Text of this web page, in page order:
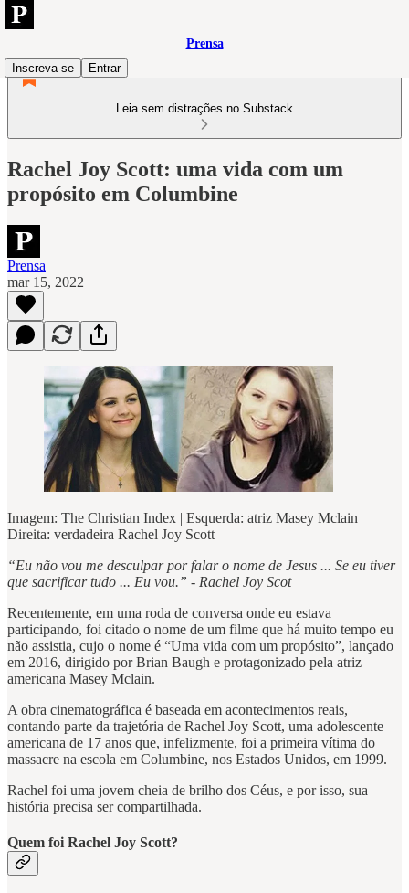
Prensa
Inscreva-se
Entrar
Leia sem distrações no Substack
Rachel Joy Scott: uma vida com um
propósito em Columbine
Prensa
mar 15, 2022
Imagem: The Christian Index | Esquerda: atriz Masey Mclain
Direita: verdadeira Rachel Joy Scott
“Eu não vou me desculpar por falar o nome de Jesus ... Se eu tiver
que sacrificar tudo ... Eu vou.” - Rachel Joy Scot
Recentemente, em uma roda de conversa onde eu estava
participando, foi citado o nome de um filme que há muito tempo eu
não assistia, cujo o nome é “Uma vida com um propósito”, lançado
em 2016, dirigido por Brian Baugh e protagonizado pela atriz
americana Masey Mclain.
A obra cinematográfica é baseada em acontecimentos reais,
contando parte da trajetória de Rachel Joy Scott, uma adolescente
americana de 17 anos que, infelizmente, foi a primeira vítima do
massacre na escola em Columbine, nos Estados Unidos, em 1999.
Rachel foi uma jovem cheia de brilho dos Céus, e por isso, sua
história precisa ser compartilhada.
Quem foi Rachel Joy Scott?